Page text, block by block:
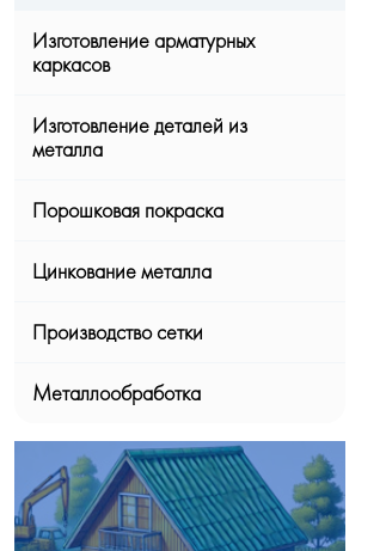
Изготовление арматурных
каркасов
Изготовление деталей из
металла
Порошковая покраска
Цинкование металла
Производство сетки
Металлообработка